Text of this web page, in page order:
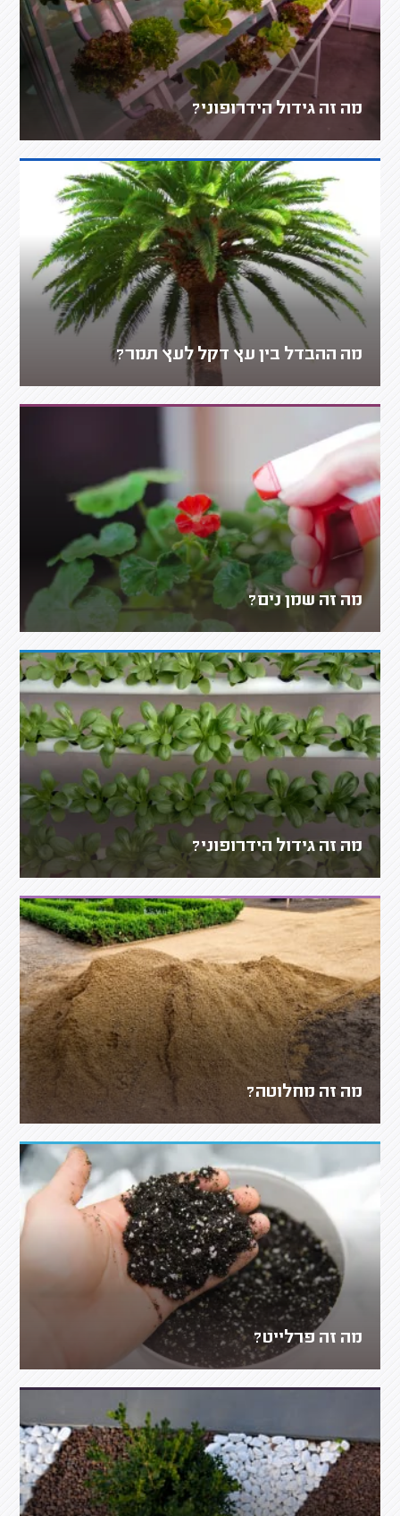
מה זה גידול הידרופוני?
מה ההבדל בין עץ דקל לעץ תמר?
מה זה שמן נים?
מה זה גידול הידרופוני?
מה זה מחלוטה?
מה זה פרלייט?